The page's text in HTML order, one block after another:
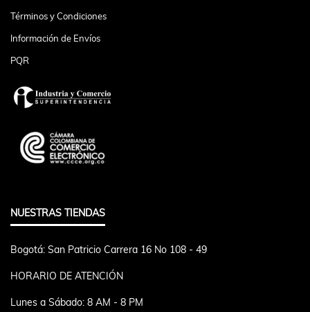
Términos y Condiciones
Información de Envíos
PQR
NUESTRAS TIENDAS
Bogotá: San Patricio Carrera 16 No 108 - 49
HORARIO DE ATENCIÓN
Lunes a Sábado: 8 AM - 8 PM